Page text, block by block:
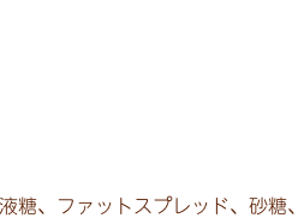
糖、ファットスプレッド、砂糖、